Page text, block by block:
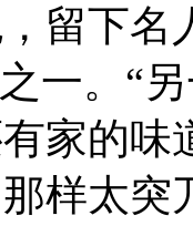
留下名
一。“
家的味
样太突